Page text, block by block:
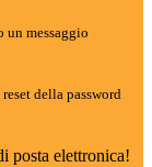
un messaggio
della password
posta elettronica!